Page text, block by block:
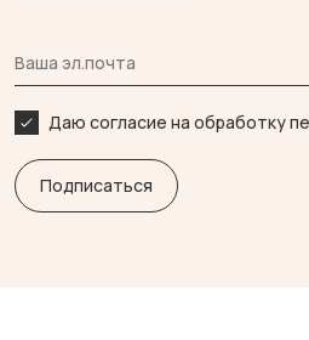
Даю согласие на обработку